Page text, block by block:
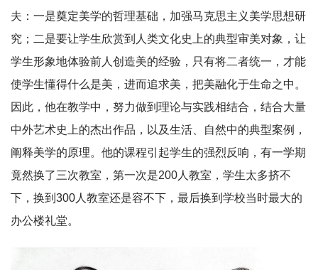
夫：一是奠定美学的哲理基础，加强马克思主义美学思想研
究；二是要让学生欣赏到人类文化史上的典型审美对象，让
学生形象地体验前人创造美的经验，只有将二者统一，才能
使学生懂得什么是美，进而追求美，把美融化于生命之中。
因此，他在教学中，努力做到理论与实践相结合，结合大量
中外艺术史上的杰出作品，以及生活、自然中的典型案例，
阐释美学的原理。他的课程引起学生的强烈反响，有一学期
竟然换了三次教室，第一次是200人教室，学生太多挤不
下，换到300人教室还是容不下， 最后换到学校当时最大的
办公楼礼堂。